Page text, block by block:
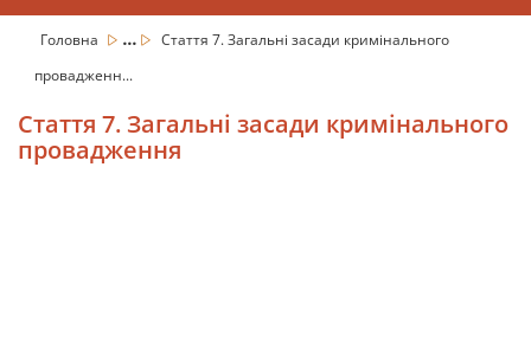
Головна ...
Стаття 7. Загальні засади кримінального
провадженн...
Стаття 7. Загальні засади кримінального
провадження